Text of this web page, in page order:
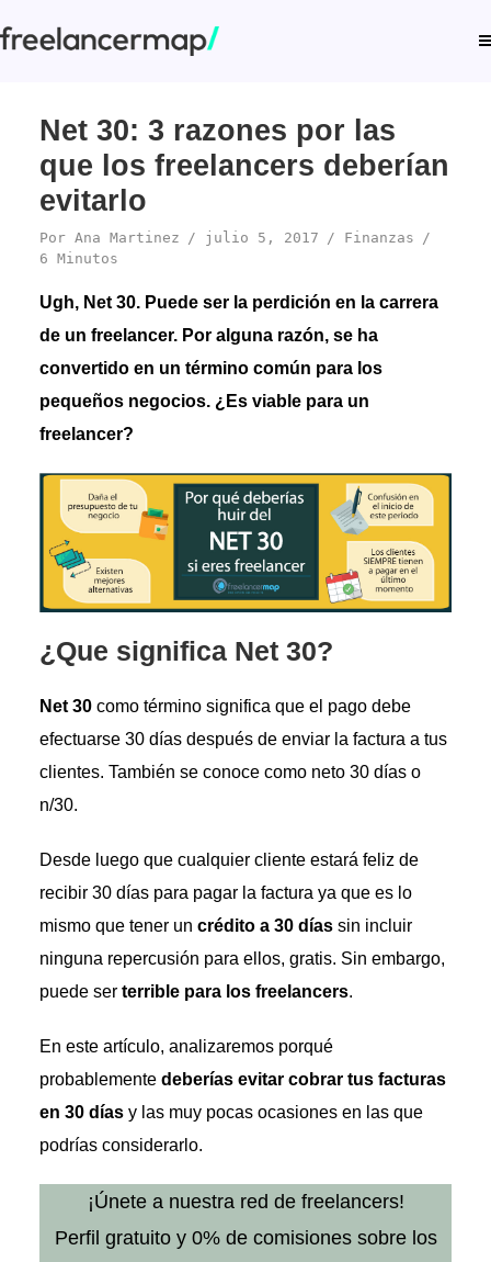
Net 30: 3 razones por las
que los freelancers deberían
evitarlo
Por Ana Martinez julio 5, 2017
Finanzas
6 Minutos
Ugh, Net 30. Puede ser la perdición en la carrera
de un freelancer. Por alguna razón, se ha
convertido en un término común para los
pequeños negocios. ¿Es viable para un
freelancer?
¿Que significa Net 30?
Net 30 como término significa que el pago debe
efectuarse 30 días después de enviar la factura a tus
clientes. También se conoce como neto 30 días o
n/30.
Desde luego que cualquier cliente estará feliz de
recibir 30 días para pagar la factura ya que es lo
mismo que tener un crédito a 30 díassin incluir
ninguna repercusión para ellos, gratis. Sin embargo,
puede ser terrible para los freelancers.
En este artículo, analizaremos porqué
probablemente deberías evitar cobrar tus facturas
en 30 díasy las muy pocas ocasiones en las que
podrías considerarlo.
¡Únete a nuestra red de freelancers!
Perfil gratuito y 0% de comisiones sobre los